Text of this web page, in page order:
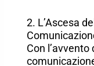
2. L’Ascesa
Con